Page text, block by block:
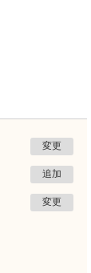
変更
追加
変更